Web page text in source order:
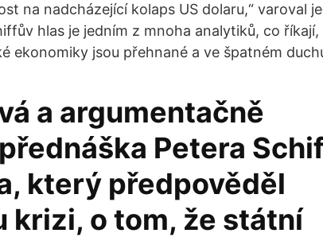
na nadcházející kolaps US dolaru,“ varoval
hlas je jedním z mnoha analytiků, co říkají,
ekonomiky jsou přehnané a ve špatném
a argumentačně
Petera
který předpověděl
krizi, o tom, že státní